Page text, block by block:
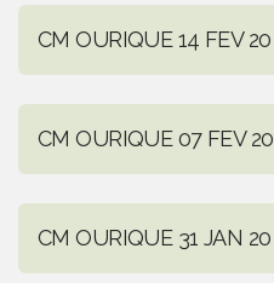
CM OURIQUE 14 FEV 20
CM OURIQUE 07 FEV 20
CM OURIQUE 31 JAN 20